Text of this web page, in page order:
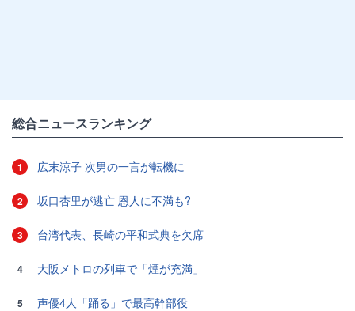
総合ニュースランキング
1 広末涼子 次男の一言が転機に
2 坂口杏里が逃亡 恩人に不満も?
3 台湾代表、長崎の平和式典を欠席
4 大阪メトロの列車で「煙が充満」
5
声優4人「踊る」で最高幹部役